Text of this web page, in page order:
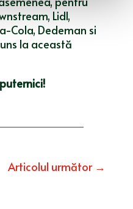
Lidl,
Cola, Dedeman si
la această
Articolul următor→